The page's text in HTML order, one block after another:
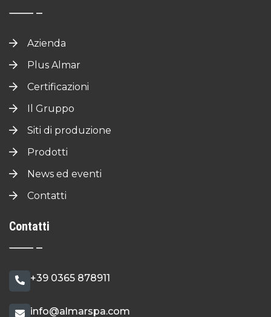
Azienda
Plus Almar
Certificazioni
Il Gruppo
Siti di produzione
Prodotti
News ed eventi
Contatti
Contatti
+39 0365 878911
info@almarspa.com